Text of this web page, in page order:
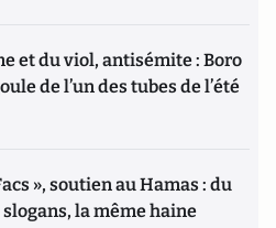
et du viol, antisémite : Boro
de l’un des tubes de l’été
», soutien au Hamas : du
slogans, la même haine